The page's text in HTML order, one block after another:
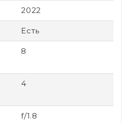
2022
Есть
8
4
f/1.8